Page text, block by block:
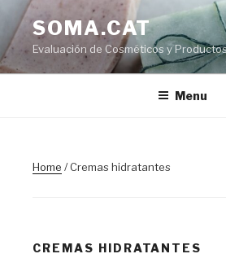
Skip
to
content
SOMA.CAT
Evaluación de Cosméticos y
Menu
Home / Cremas hidratantes
CREMAS HIDRATANTES